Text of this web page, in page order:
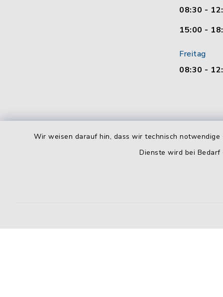
Wir weisen darauf hin, dass wir technisch
Dienste wird bei
08:30 -
15:00 -
Freitag
08:30 -